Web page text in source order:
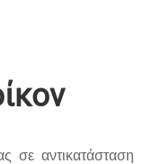
σε αντικατάσταση